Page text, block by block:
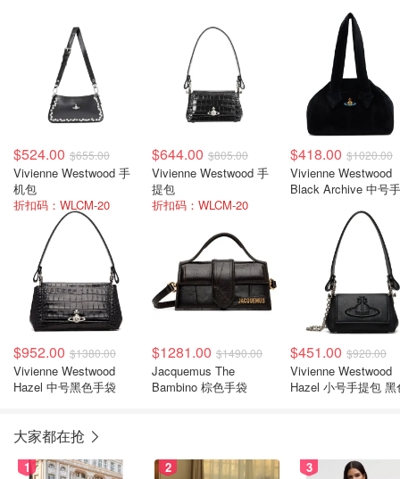
$524.00 $655.00
Vivienne Westwood 手
机包
折扣码：WLCM-20
$644.00 $805.00
Vivienne Westwood 手
提包
折扣码：WLCM-20
$418.00 $1020.00
Vivienne Westwood
Black Archive 中号
$952.00 $1380.00
Vivienne Westwood
Hazel 中号黑色手袋
$1281.00 $1490.00
Jacquemus The
Bambino 棕色手袋
$451.00 $920.00
Vivienne Westwood
Hazel 小号手提包 黑
大家都在抢
1 2 3